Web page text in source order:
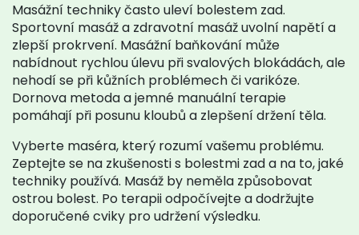
Masážní techniky často uleví bolestem zad.
Sportovní masáž a zdravotní masáž uvolní napětí a
zlepší prokrvení. Masážní baňkování může
nabídnout rychlou úlevu při svalových blokádách, ale
nehodí se při kůžních problémech či varikóze.
Dornova metoda a jemné manuální terapie
pomáhají při posunu kloubů a zlepšení držení těla.
Vyberte maséra, který rozumí vašemu problému.
Zeptejte se na zkušenosti s bolestmi zad a na to, jaké
techniky používá. Masáž by neměla způsobovat
ostrou bolest. Po terapii odpočívejte a dodržujte
doporučené cviky pro udržení výsledku.